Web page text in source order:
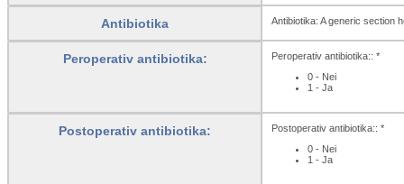
Antibiotika Antibiotika: A generic section
Peroperativ antibiotika:
Peroperativ antibiotika:: *
0 - Nei
1 - Ja
Postoperativ antibiotika:
Postoperativ antibiotika:: *
0 - Nei
1 - Ja